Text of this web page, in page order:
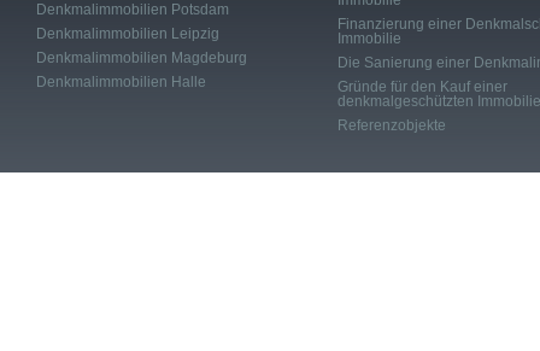
Denkmalimmobilien Potsdam
Denkmalimmobilien Leipzig
Denkmalimmobilien Magdeburg
Denkmalimmobilien Halle
Finanzierung einer
Immobilie
Die Sanierung einer
Gründe für den Kauf einer
denkmalgeschützten Immobilie
Referenzobjekte